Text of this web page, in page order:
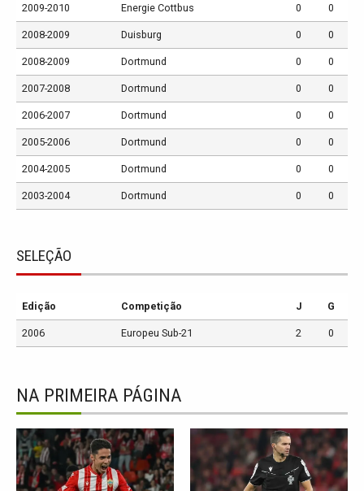
2009-2010 Energie Cottbus 0 0
2008-2009 Duisburg 0 0
2008-2009 Dortmund 0 0
2007-2008 Dortmund 0 0
2006-2007 Dortmund 0 0
2005-2006 Dortmund 0 0
2004-2005 Dortmund 0 0
2003-2004 Dortmund 0 0
SELEÇÃO
Edição Competição J G
2006 Europeu Sub-21 2 0
NA PRIMEIRA PÁGINA